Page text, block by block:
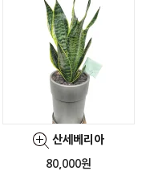
산세베리아
80,000원